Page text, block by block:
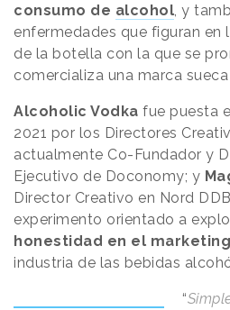
consumo de alcohol , y
enfermedades que figuran en
de la botella con la que se
comercializa una marca
Alcoholic Vodka fue puesta
2021 por los Directores
actualmente Co-Fundador y
Ejecutivo de Doconomy; y
Director Creativo en Nord
experimento orientado a
honestidad en el marketing
industria de las bebidas
“